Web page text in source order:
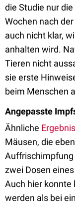
die Studie nur
Wochen nach
auch nicht klar,
anhalten wird.
Tieren nicht
sie erste
beim Menschen
Angepasste
Ähnliche
Mäusen, die
zwei Dosen
Auch hier
werden als bei